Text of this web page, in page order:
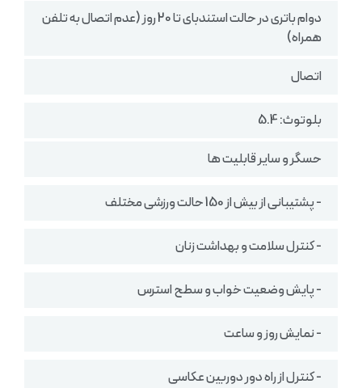
دوام باتری در حالت استندبای تا 20 روز (عدم اتصال به تلفن
همراه)
اتصال
بلوتوث: 5.4
حسگر و سایر قابلیت ها
- پشتیبانی از بیش از 150 حالت ورزشی مختلف
- کنترل سلامت و بهداشت زنان
- پایش وضعیت خواب و سطح استرس
- نمایش روز و ساعت
- کنترل از راه دور دوربین عکاسی